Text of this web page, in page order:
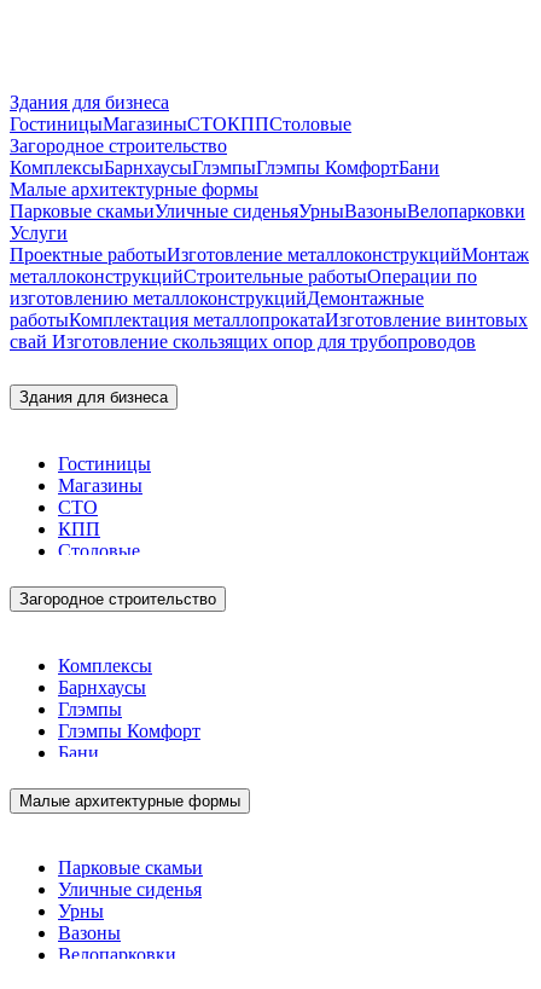
Здания для бизнеса
ГостиницыМагазиныСТОКППСтоловые
Загородное строительство
КомплексыБарнхаусыГлэмпыГлэмпы КомфортБани
Малые архитектурные формы
Парковые скамьиУличные сиденьяУрныВазоныВелопарковки
Услуги
Проектные работыИзготовление металлоконструкцийМонтаж
металлоконструкцийСтроительные работыОперации по
изготовлению металлоконструкцийДемонтажные
работыКомплектация металлопрокатаИзготовление винтовых
свай Изготовление скользящих опор для трубопроводов
Здания для бизнеса
Гостиницы
Магазины
СТО
КПП
Столовые
Загородное строительство
Комплексы
Барнхаусы
Глэмпы
Глэмпы Комфорт
Бани
Малые архитектурные формы
Парковые скамьи
Уличные сиденья
Урны
Вазоны
Велопарковки